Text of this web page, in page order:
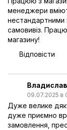
менеджери
нестандартними
самовивіз.
магазину!
Відповісти
09.07.2025 в
Дуже велике
дуже приємно
замовлення,